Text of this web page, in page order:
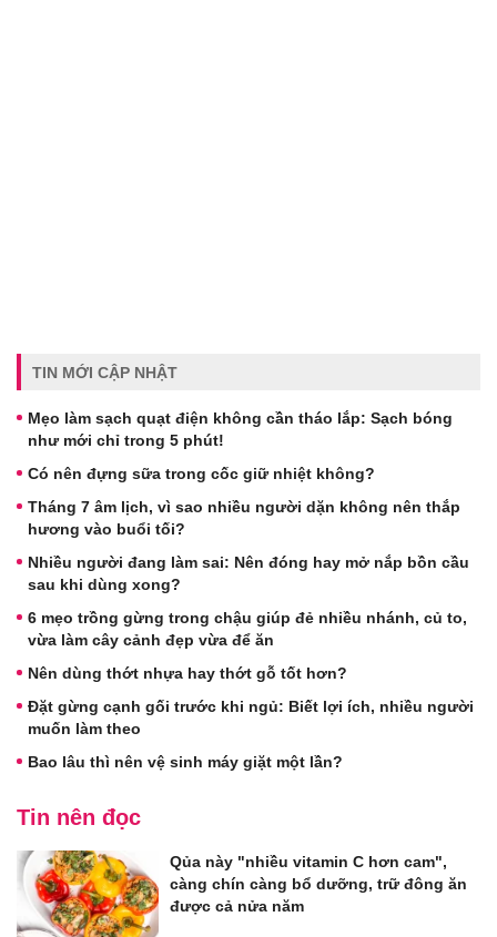
TIN MỚI CẬP NHẬT
Mẹo làm sạch quạt điện không cần tháo lắp: Sạch bóng
như mới chỉ trong 5 phút!
Có nên đựng sữa trong cốc giữ nhiệt không?
Tháng 7 âm lịch, vì sao nhiều người dặn không nên thắp
hương vào buổi tối?
Nhiều người đang làm sai: Nên đóng hay mở nắp bồn cầu
sau khi dùng xong?
6 mẹo trồng gừng trong chậu giúp đẻ nhiều nhánh, củ to,
vừa làm cây cảnh đẹp vừa để ăn
Nên dùng thớt nhựa hay thớt gỗ tốt hơn?
Đặt gừng cạnh gối trước khi ngủ: Biết lợi ích, nhiều người
muốn làm theo
Bao lâu thì nên vệ sinh máy giặt một lần?
Tin nên đọc
Qủa này "nhiều vitamin C hơn cam",
càng chín càng bổ dưỡng, trữ đông ăn
được cả nửa năm